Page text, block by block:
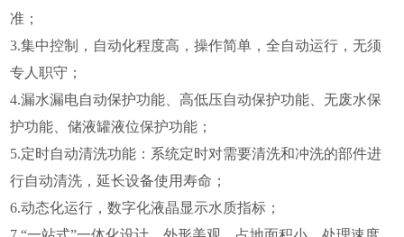
准；
3.集中控制，自动化程度高，操作简单，全自动运行，无须
专人职守；
4.漏水漏电自动保护功能、高低压自动保护功能、无废水保
护功能、储液罐液位保护功能；
5.定时自动清洗功能：系统定时对需要清洗和冲洗的部件进
行自动清洗，延长设备使用寿命；
6.动态化运行，数字化液晶显示水质指标；